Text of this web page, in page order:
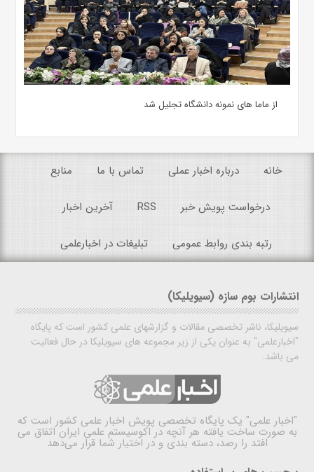
از ماما های نمونه دانشگاه تجلیل شد
خانه درباره اخبار عملی تماس با ما منابع
درخواست پویش خبر RSS آخرین اخبار
رتبه بندی روابط عمومی تبلیغات در اخبارعلمی
انتشارات بوم سازه (سیویلیکا)
سیویلیکا، ناشر تخصصی مقالات و گزارشهای علمی کشور است که پایگاه
"اخبارعلمی" به عنوان یکی از زیر مجموعه های سیویلیکا در حال فعالیت
می باشد.
"اخبار علمی" یک پایگاه تخصصی پویش اخبار علمی کشور است که
به صورت ساخت یافته هر آنچه در اکوسیستم علمی ایران اتفاق می
افتد را رصد، دسته بندی و در اختیار شما قرار می‌دهد